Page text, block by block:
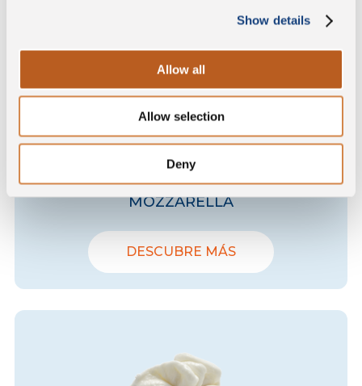
Show details
Allow all
Allow selection
Deny
MOZZARELLA
DESCUBRE MÁS